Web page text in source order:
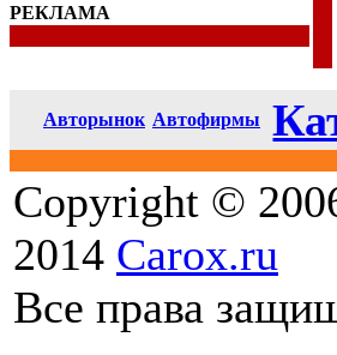
РЕКЛАМА
Авторынок Автофирмы
Copyright ©
2014 Carox.ru
Все права